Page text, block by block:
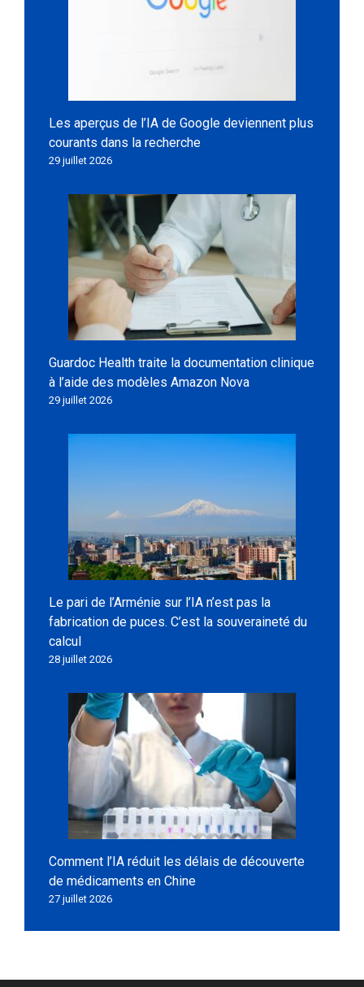
Les aperçus de l’IA de Google deviennent plus
courants dans la recherche
29 juillet 2026
Guardoc Health traite la documentation clinique
à l’aide des modèles Amazon Nova
29 juillet 2026
Le pari de l’Arménie sur l’IA n’est pas la
fabrication de puces. C’est la souveraineté du
calcul
28 juillet 2026
Comment l’IA réduit les délais de découverte
de médicaments en Chine
27 juillet 2026